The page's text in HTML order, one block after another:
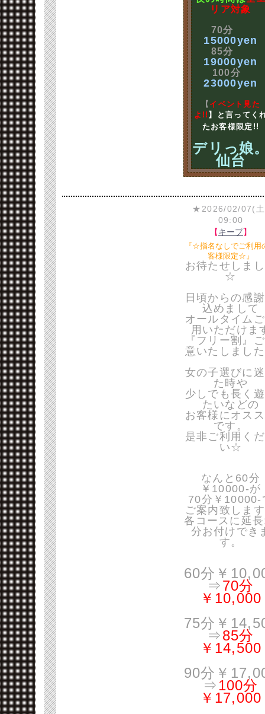
リア対象
70分
15000yen
85分
19000yen
100分
23000yen
【 イベント見た
よ!! 】と言ってく
たお客様限定!!
デリっ娘
仙台
★2026/02/07(
09:00
【キープ】
『☆指名なしでご利用
客様限定☆』
お待たせしま
☆
日頃からの感
込めまして
オールタイム
用いただけま
『フリー割』
意いたしまし
女の子選びに
た時や
少しでも長く
たいなどの
お客様にオス
です。
是非ご利用く
い☆
なんと60分
￥10000-が
70分￥10000-
ご案内致しま
各コースに延
分お付けでき
す。
60分￥
⇒70分
￥10,000
75分￥
⇒85分
￥14,500
90分￥
⇒100分
￥17,000